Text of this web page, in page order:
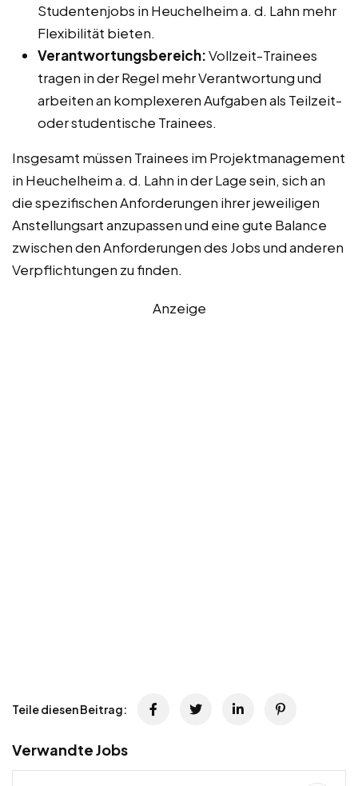
Studentenjobs in Heuchelheim a. d. Lahn mehr
Flexibilität bieten.
Verantwortungsbereich:Vollzeit-Trainees
tragen in der Regel mehr Verantwortung und
arbeiten an komplexeren Aufgaben als Teilzeit-
oder studentische Trainees.
Insgesamt müssen Trainees im Projektmanagement
in Heuchelheim a. d. Lahn in der Lage sein, sich an
die spezifischen Anforderungen ihrer jeweiligen
Anstellungsart anzupassen und eine gute Balance
zwischen den Anforderungen des Jobs und anderen
Verpflichtungen zu finden.
Anzeige
Teile diesen Beitrag:
Verwandte Jobs